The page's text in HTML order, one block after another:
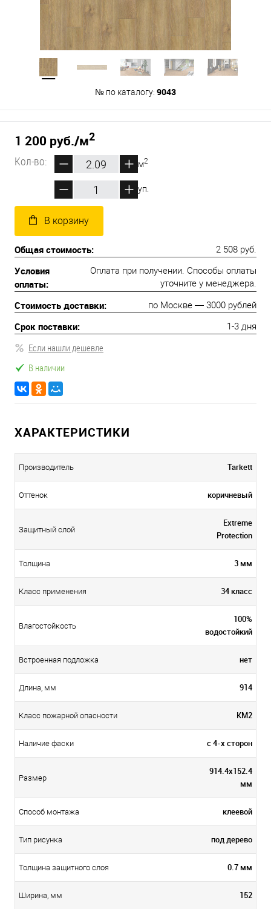
№ по каталогу: 9043
1 200 руб./м2
Кол-во:
м2
уп.
В корзину
Общая стоимость: 2 508 руб.
Условия
оплаты:
Оплата при получении. Способы оплаты
уточните у менеджера.
Стоимость доставки: по Москве — 3000 рублей
Срок поставки: 1-3 дня
Если нашли дешевле
В наличии
ХАРАКТЕРИСТИКИ
Производитель Tarkett
Оттенок коричневый
Защитный слой
Extreme
Protection
Толщина 3 мм
Класс применения 34 класс
Влагостойкость
100%
водостойкий
Встроенная подложка нет
Длина, мм 914
Класс пожарной опасности КМ2
Наличие фаски с 4-х сторон
Размер
914.4х152.4
мм
Способ монтажа клеевой
Тип рисунка под дерево
Толщина защитного слоя 0.7 мм
Ширина, мм 152